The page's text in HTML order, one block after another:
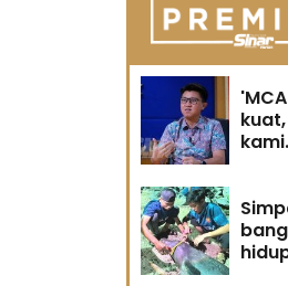
kami